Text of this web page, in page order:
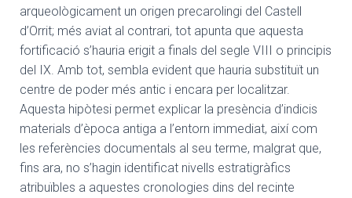
arqueològicament un origen precarolingi del Castell
d’Orrit; més aviat al contrari, tot apunta que aquesta
fortificació s’hauria erigit a finals del segle VIII o principis
del IX. Amb tot, sembla evident que hauria substituït un
centre de poder més antic i encara per localitzar.
Aquesta hipòtesi permet explicar la presència d’indicis
materials d’època antiga a l’entorn immediat, així com
les referències documentals al seu terme, malgrat que,
fins ara, no s’hagin identificat nivells estratigràfics
atribuïbles a aquestes cronologies dins del recinte